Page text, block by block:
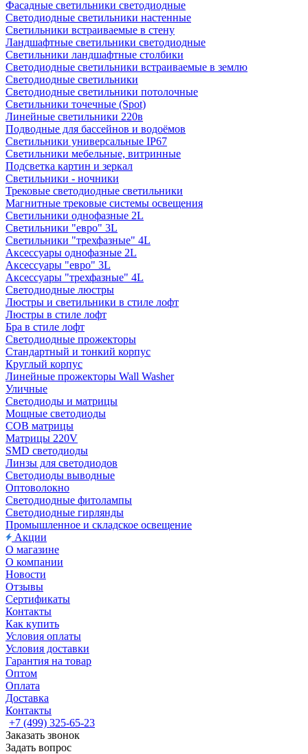
Фасадные светильники светодиодные
Светодиодные светильники настенные
Светильники встраиваемые в стену
Ландшафтные светильники светодиодные
Светильники ландшафтные столбики
Светодиодные светильники встраиваемые в землю
Светодиодные светильники
Светодиодные светильники потолочные
Светильники точечные (Spot)
Линейные светильники 220в
Подводные для бассейнов и водоёмов
Светильники универсальные IP67
Светильники мебельные, витринные
Подсветка картин и зеркал
Светильники - ночники
Трековые светодиодные светильники
Магнитные трековые системы освещения
Светильники однофазные 2L
Светильники "евро" 3L
Светильники "трехфазные" 4L
Аксессуары однофазные 2L
Аксессуары "евро" 3L
Аксессуары "трехфазные" 4L
Светодиодные люстры
Люстры и светильники в стиле лофт
Люстры в стиле лофт
Бра в стиле лофт
Светодиодные прожекторы
Стандартный и тонкий корпус
Круглый корпус
Линейные прожекторы Wall Washer
Уличные
Светодиоды и матрицы
Мощные светодиоды
COB матрицы
Матрицы 220V
SMD светодиоды
Линзы для светодиодов
Светодиоды выводные
Оптоволокно
Светодиодные фитолампы
Светодиодные гирлянды
Промышленное и складское освещение
Акции
О магазине
О компании
Новости
Отзывы
Сертификаты
Контакты
Как купить
Условия оплаты
Условия доставки
Гарантия на товар
Оптом
Оплата
Доставка
Контакты
+7 (499) 325-65-23
Заказать звонок
Задать вопрос